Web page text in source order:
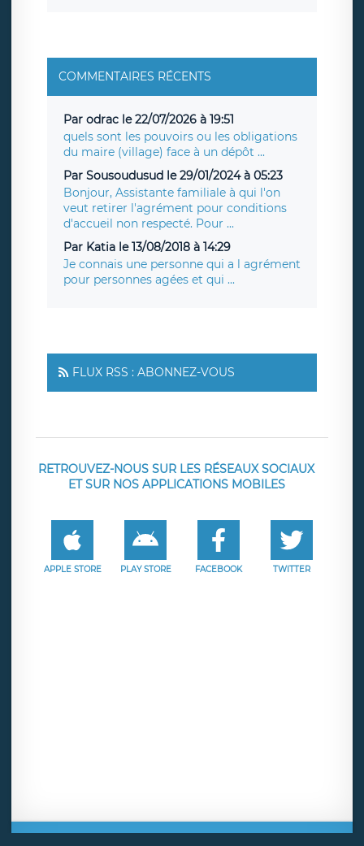
COMMENTAIRES RÉCENTS
Par odrac le 22/07/2026 à 19:51
quels sont les pouvoirs ou les obligations
du maire (village) face à un dépôt ...
Par Sousoudusud le 29/01/2024 à 05:23
Bonjour, Assistante familiale à qui l'on
veut retirer l'agrément pour conditions
d'accueil non respecté. Pour ...
Par Katia le 13/08/2018 à 14:29
Je connais une personne qui a l agrément
pour personnes agées et qui ...
FLUX RSS : ABONNEZ-VOUS
RETROUVEZ-NOUS SUR LES RÉSEAUX SOCIAUX
ET SUR NOS APPLICATIONS MOBILES
APPLE STORE PLAY STORE FACEBOOK TWITTER